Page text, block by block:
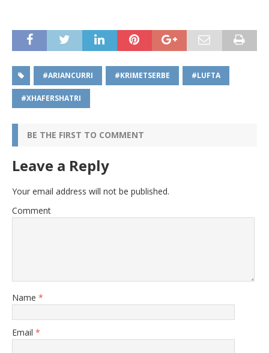
#ARIANCURRI #KRIMETSERBE #LUFTA
#XHAFERSHATRI
BE THE FIRST TO COMMENT
Leave a Reply
Your email address will not be published.
Comment
Name *
Email *